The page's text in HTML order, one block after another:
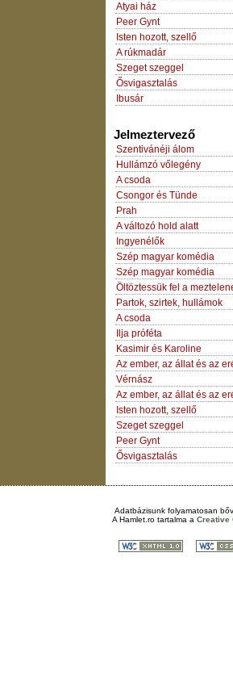
Atyai ház
Peer Gynt
Isten hozott, szellő
A rúkmadár
Szeget szeggel
Ősvigasztalás
Ibusár
Jelmeztervező
Szentivánéji álom
Hullámzó vőlegény
A csoda
Csongor és Tünde
Prah
A változó hold alatt
Ingyenélők
Szép magyar komédia
Szép magyar komédia
Öltöztessük fel a
Partok, szirtek, hullámok
A csoda
Ilja próféta
Kasimir és Karoline
Az ember, az állat és az
Vérnász
Az ember, az állat és az
Isten hozott, szellő
Szeget szeggel
Peer Gynt
Ősvigasztalás
Adatbázisunk folyamatosan
A Hamlet.ro tartalma a Creative